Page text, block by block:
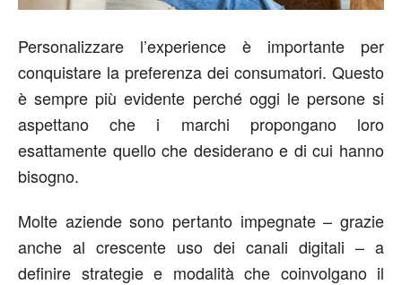
Personalizzare l’experience è importante per
conquistare la preferenza dei consumatori. Questo
è sempre più evidente perché oggi le persone si
aspettano che i marchi propongano loro
esattamente quello che desiderano e di cui hanno
bisogno.
Molte aziende sono pertanto impegnate – grazie
anche al crescente uso dei canali digitali – a
definire strategie e modalità che coinvolgano il